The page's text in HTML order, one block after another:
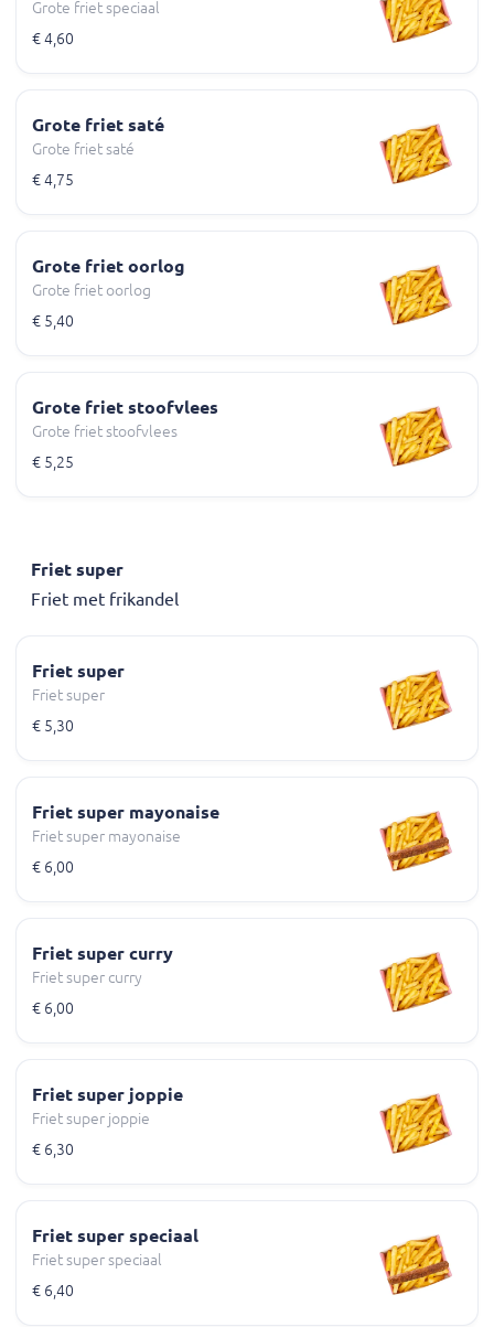
Grote friet speciaal
€ 4,60
Grote friet saté
Grote friet saté
€ 4,75
Grote friet oorlog
Grote friet oorlog
€ 5,40
Grote friet stoofvlees
Grote friet stoofvlees
€ 5,25
Friet super
Friet met frikandel
Friet super
Friet super
€ 5,30
Friet super mayonaise
Friet super mayonaise
€ 6,00
Friet super curry
Friet super curry
€ 6,00
Friet super joppie
Friet super joppie
€ 6,30
Friet super speciaal
Friet super speciaal
€ 6,40